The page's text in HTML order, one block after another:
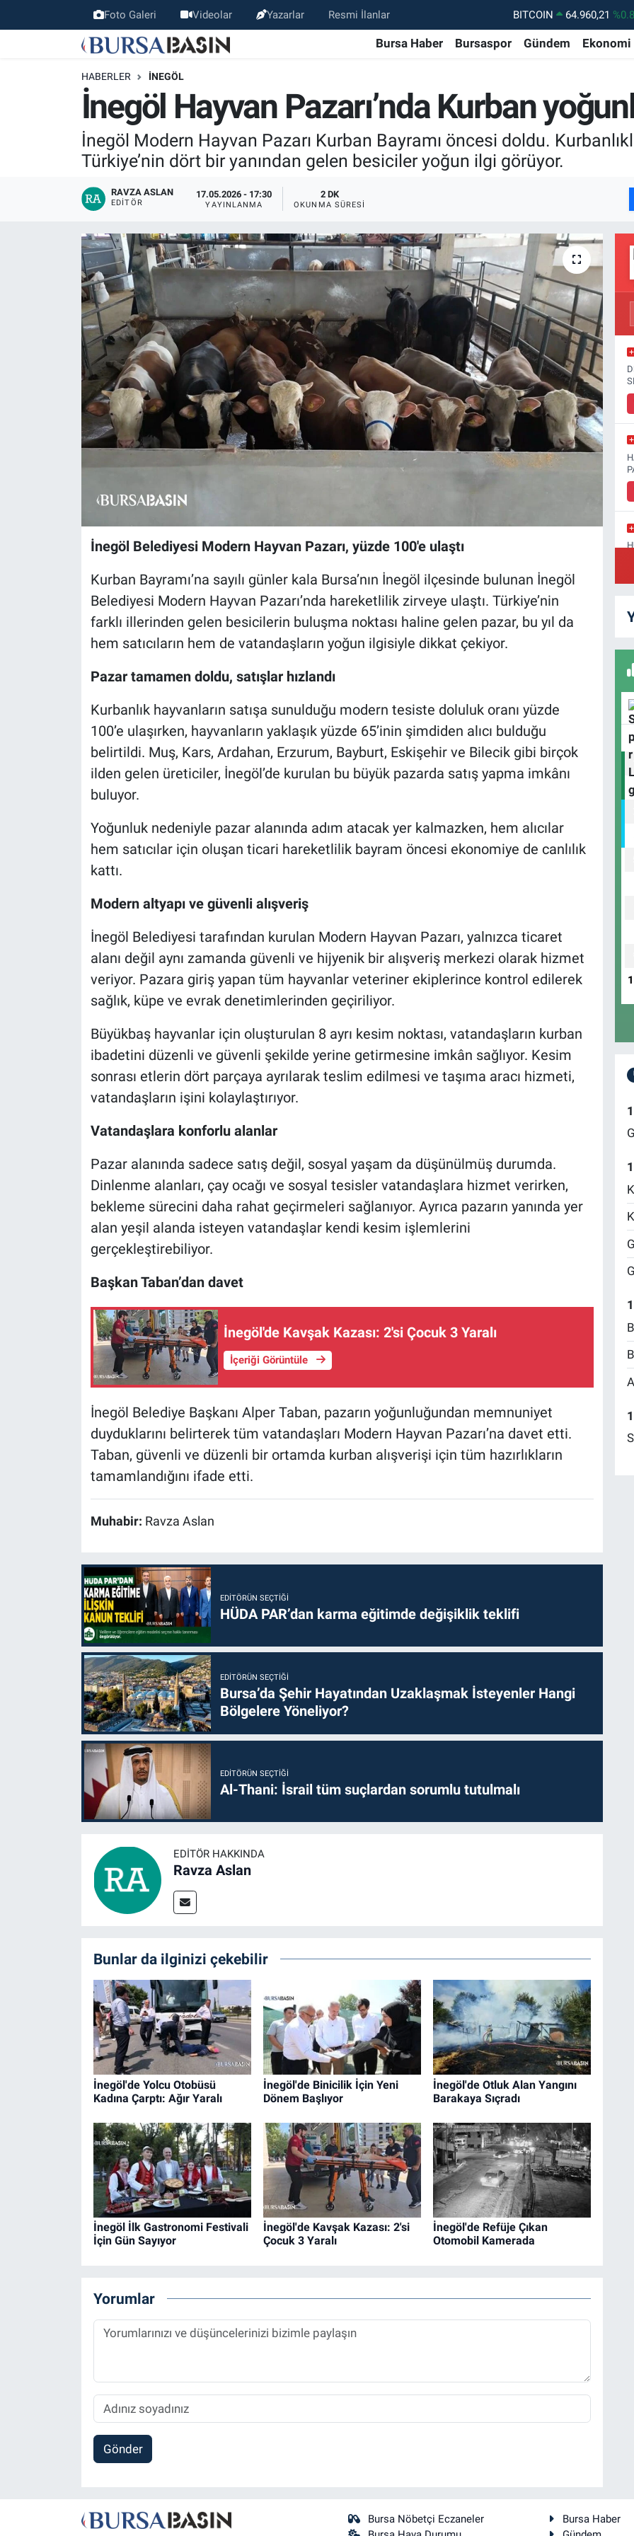
Foto Galeri Videolar Yazarlar Resmi İlanlar DOLAR 47,7436
EURO
55,2510 %0.32
6660.55
BİST100
13.779 %-
Bursa Haber Bursaspor Gündem Ekonomi
HABERLER İNEGÖL
İnegöl Hayvan Pazarı’nda Kurban
İnegöl Modern Hayvan Pazarı Kurban Bayramı öncesi doldu.
Türkiye’nin dört bir yanından gelen besiciler yoğun ilgi görüyor.
RAVZA ASLAN
EDITÖR
17.05.2026 - 17:30
YAYINLANMA
2 DK
OKUNMA SÜRESI
İnegöl Belediyesi Modern Hayvan Pazarı, yüzde 100'e ulaştı
Kurban Bayramı’na sayılı günler kala Bursa’nın İnegöl ilçesinde bulunan İnegöl
Belediyesi Modern Hayvan Pazarı’nda hareketlilik zirveye ulaştı. Türkiye’nin
farklı illerinden gelen besicilerin buluşma noktası haline gelen pazar, bu yıl da
hem satıcıların hem de vatandaşların yoğun ilgisiyle dikkat çekiyor.
Pazar tamamen doldu, satışlar hızlandı
Kurbanlık hayvanların satışa sunulduğu modern tesiste doluluk oranı yüzde
100’e ulaşırken, hayvanların yaklaşık yüzde 65’inin şimdiden alıcı bulduğu
belirtildi. Muş, Kars, Ardahan, Erzurum, Bayburt, Eskişehir ve Bilecik gibi birçok
ilden gelen üreticiler, İnegöl’de kurulan bu büyük pazarda satış yapma imkânı
buluyor.
Yoğunluk nedeniyle pazar alanında adım atacak yer kalmazken, hem alıcılar
hem satıcılar için oluşan ticari hareketlilik bayram öncesi ekonomiye de canlılık
kattı.
Modern altyapı ve güvenli alışveriş
İnegöl Belediyesi tarafından kurulan Modern Hayvan Pazarı, yalnızca ticaret
alanı değil aynı zamanda güvenli ve hijyenik bir alışveriş merkezi olarak hizmet
veriyor. Pazara giriş yapan tüm hayvanlar veteriner ekiplerince kontrol edilerek
sağlık, küpe ve evrak denetimlerinden geçiriliyor.
Büyükbaş hayvanlar için oluşturulan 8 ayrı kesim noktası, vatandaşların kurban
ibadetini düzenli ve güvenli şekilde yerine getirmesine imkân sağlıyor. Kesim
sonrası etlerin dört parçaya ayrılarak teslim edilmesi ve taşıma aracı hizmeti,
vatandaşların işini kolaylaştırıyor.
Vatandaşlara konforlu alanlar
Pazar alanında sadece satış değil, sosyal yaşam da düşünülmüş durumda.
Dinlenme alanları, çay ocağı ve sosyal tesisler vatandaşlara hizmet verirken,
bekleme sürecini daha rahat geçirmeleri sağlanıyor. Ayrıca pazarın yanında yer
alan yeşil alanda isteyen vatandaşlar kendi kesim işlemlerini
gerçekleştirebiliyor.
Başkan Taban’dan davet
İnegöl'de Kavşak Kazası: 2'si Çocuk 3 Yaralı
İçeriği Görüntüle
İnegöl Belediye Başkanı Alper Taban, pazarın yoğunluğundan memnuniyet
duyduklarını belirterek tüm vatandaşları Modern Hayvan Pazarı’na davet etti.
Taban, güvenli ve düzenli bir ortamda kurban alışverişi için tüm hazırlıkların
tamamlandığını ifade etti.
Muhabir: Ravza Aslan
EDITÖRÜN SEÇTIĞI
HÜDA PAR’dan karma eğitimde değişiklik teklifi
EDITÖRÜN SEÇTIĞI
Bursa’da Şehir Hayatından Uzaklaşmak İsteyenler Hangi
Bölgelere Yöneliyor?
EDITÖRÜN SEÇTIĞI
Al-Thani: İsrail tüm suçlardan sorumlu tutulmalı
EDITÖR HAKKINDA
Ravza Aslan
Bunlar da ilginizi çekebilir
İnegöl'de Yolcu Otobüsü
Kadına Çarptı: Ağır Yaralı
İnegöl'de Binicilik İçin Yeni
Dönem Başlıyor
İnegöl'de Otluk Alan Yangını
Barakaya Sıçradı
İnegöl İlk Gastronomi Festivali
İçin Gün Sayıyor
İnegöl'de Kavşak Kazası: 2'si
Çocuk 3 Yaralı
İnegöl'de Refüje Çıkan
Otomobil Kamerada
Yorumlar
Gönder
Bursa Nöbetçi Eczaneler
Bursa Haber
Bursa Haber
Bilim, Teknoloji
KÜLTÜR-SANAT
Bursaspor
Gündem
Ekonomi
Magazin
Nöbetçi Eczaneler
Bursa Nöbetçi Eczaneler
Bursa Hava Durumu
Bursa Namaz Vakitleri
Bursa Trafik Yoğunluk Haritası
Süper Lig Puan Durumu ve Fikstür
Tüm Manşetler
Son Dakika Haberleri
Haber Arşivi